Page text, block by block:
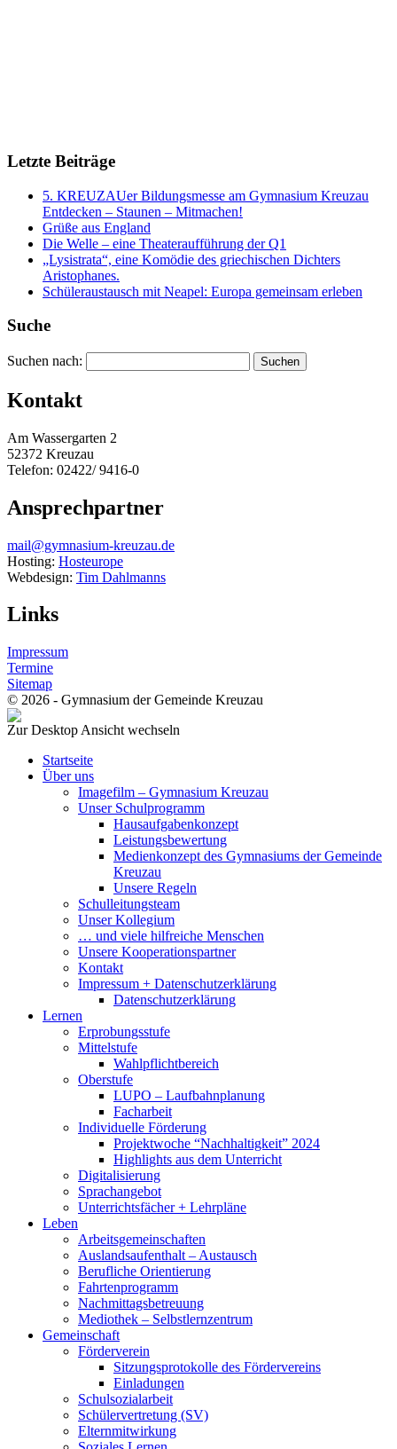
Letzte Beiträge
5. KREUZAUer Bildungsmesse am Gymnasium Kreuzau
Entdecken – Staunen – Mitmachen!
Grüße aus England
Die Welle – eine Theateraufführung der Q1
„Lysistrata“, eine Komödie des griechischen Dichters
Aristophanes.
Schüleraustausch mit Neapel: Europa gemeinsam erleben
Suche
Suchen nach:
Kontakt
Am Wassergarten 2
52372 Kreuzau
Telefon: 02422/ 9416-0
Ansprechpartner
mail@gymnasium-kreuzau.de
Hosting: Hosteurope
Webdesign: Tim Dahlmanns
Links
Impressum
Termine
Sitemap
© 2026 - Gymnasium der Gemeinde Kreuzau
Zur Desktop Ansicht wechseln
Startseite
Über uns
Imagefilm – Gymnasium Kreuzau
Unser Schulprogramm
Hausaufgabenkonzept
Leistungsbewertung
Medienkonzept des Gymnasiums der Gemeinde
Kreuzau
Unsere Regeln
Schulleitungsteam
Unser Kollegium
… und viele hilfreiche Menschen
Unsere Kooperationspartner
Kontakt
Impressum + Datenschutzerklärung
Datenschutzerklärung
Lernen
Erprobungsstufe
Mittelstufe
Wahlpflichtbereich
Oberstufe
LUPO – Laufbahnplanung
Facharbeit
Individuelle Förderung
Projektwoche “Nachhaltigkeit” 2024
Highlights aus dem Unterricht
Digitalisierung
Sprachangebot
Unterrichtsfächer + Lehrpläne
Leben
Arbeitsgemeinschaften
Auslandsaufenthalt – Austausch
Berufliche Orientierung
Fahrtenprogramm
Nachmittagsbetreuung
Mediothek – Selbstlernzentrum
Gemeinschaft
Förderverein
Sitzungsprotokolle des Fördervereins
Einladungen
Schulsozialarbeit
Schülervertretung (SV)
Elternmitwirkung